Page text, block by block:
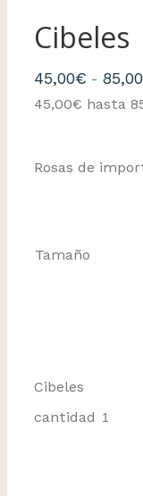
Cibeles
45,00€ - 85,00
45,00€ hasta
Rosas de
Tamaño
Cibeles
cantidad